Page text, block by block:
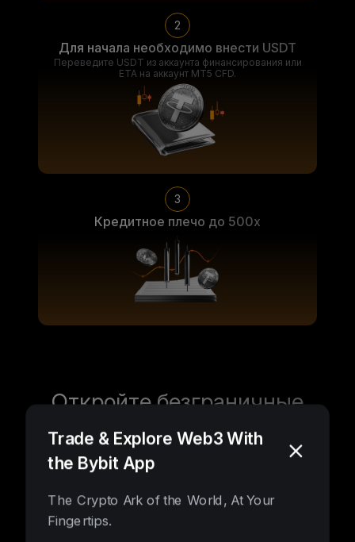
2
Для начала необходимо внести USDT
Переведите USDT из аккаунта финансирования или
ЕТА на аккаунт MT5 CFD.
3
Кредитное плечо до 500x
Откройте безграничные
возможности
Trade & Explore Web3 With
the Bybit App
The Crypto Ark of the World, At Your
Fingertips.